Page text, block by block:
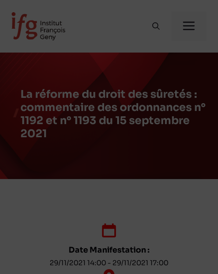
contenu
La réforme du droit des sûretés :
commentaire des ordonnances n°
1192 et n° 1193 du 15 septembre
2021
Date Manifestation :
29/11/2021 14:00 - 29/11/2021 17:00